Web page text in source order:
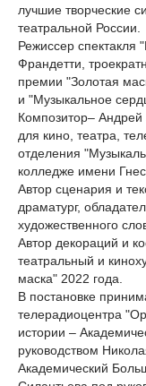
лучшие творческие
театральной России.
Режиссер
Франдетти,
премии "Золотая
и "Музыкальное
Композитор–
для кино, театра,
отделения
колледже имени
Автор сценария и
драматург,
художественного
Автор декораций и
театральный и
маска" 2022 года.
В постановке
телерадиоцентра
истории –
руководством
Академический